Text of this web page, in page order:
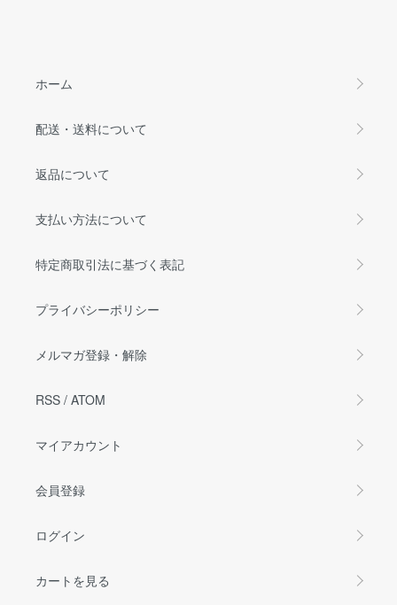
ホーム
配送・送料について
返品について
支払い方法について
特定商取引法に基づく表記
プライバシーポリシー
メルマガ登録・解除
RSS / ATOM
マイアカウント
会員登録
ログイン
カートを見る